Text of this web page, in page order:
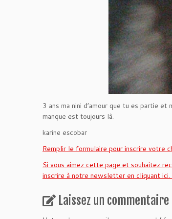
3 ans ma nini d’amour que tu es partie
manque est toujours là.
karine escobar
Remplir le formulaire pour inscrire votre
Si vous aimez cette page et souhaitez
inscrire à notre newsletter en cliquant ici.
Laissez un commentaire